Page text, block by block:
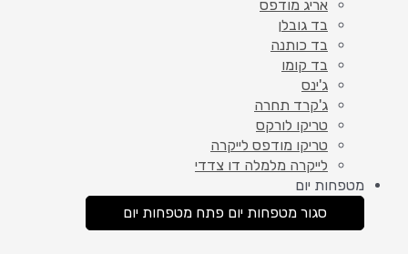
אריג מודפס
בד גובלן
בד כותנה
בד קומו
ג'ינס
ג'קרד תחרה
טריקו לורקס
טריקו מודפס לייקרה
לייקרה מלמלה דו צדדי
מטפחות יום
סגור מטפחות יום פתח מטפחות יום